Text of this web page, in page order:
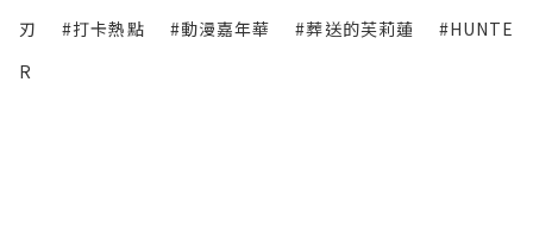
刃
#打卡熱點 #動漫嘉年華 #葬送的芙莉蓮
#HUNTE
R